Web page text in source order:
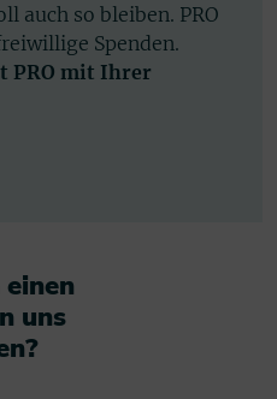
auch so bleiben. PRO
Spenden.
PRO mit Ihrer
uns